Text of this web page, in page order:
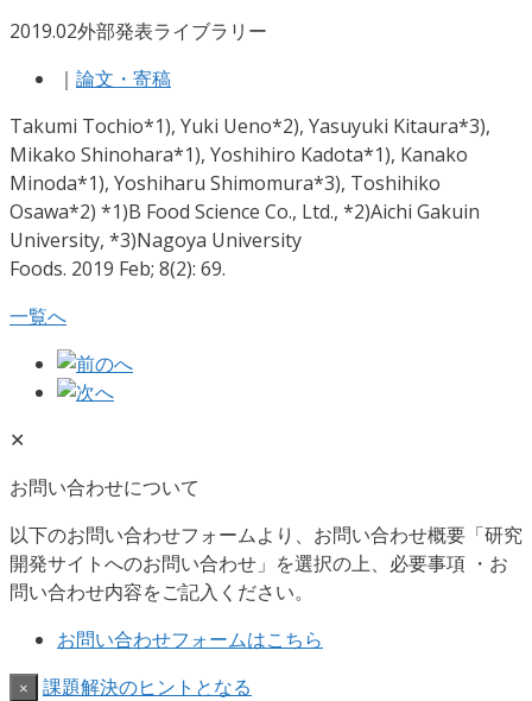
2019.02外部発表ライブラリー
｜ 論文・寄稿
Takumi Tochio*1), Yuki Ueno*2), Yasuyuki Kitaura*3),
Mikako Shinohara*1), Yoshihiro Kadota*1), Kanako
Minoda*1), Yoshiharu Shimomura*3), Toshihiko
Osawa*2) *1)B Food Science Co., Ltd., *2)Aichi Gakuin
University, *3)Nagoya University
Foods. 2019 Feb; 8(2): 69.
一覧へ
✕
お問い合わせについて
以下のお問い合わせフォームより、お問い合わせ概要「研究
開発サイトへのお問い合わせ」を選択の上、必要事項 ・お
問い合わせ内容をご記入ください。
お問い合わせフォームはこちら
×
課題解決のヒントとなる